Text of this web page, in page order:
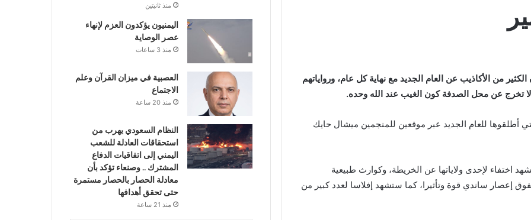
من الأكاذيب عن العام الجديد مع نهاية كل عام، ورواياتهم
عن محل الصدفة كون الغيب عند الله وحده.
أطلقوها للعام الجديد عبر موقعين للمنجمين ميشال حايك
اختفاء لإحدى ولاياتها عن الخريطة، وكوارث طبيعية
إعصار ساندي قوة وتأثيرا، كما ستشهد إفلاسا لعدد كبير من
منذ ثانيتين
اليمنيون يؤكدون العزم لإنهاء
عصر الوصاية
منذ 3 ساعات
العصبية في ميزان القرآن وعلم
الاجتماع
منذ 20 ساعة
النظام السعودي يهرب من
استحقاقات العادلة للشعب
اليمني إلى اتفاقيات الدفاع
المشترك .. وصنعاء تؤكد بأن
معادلة الحصار بالحصار مستمرة
حتى تحقق أهدافها
منذ 21 ساعة